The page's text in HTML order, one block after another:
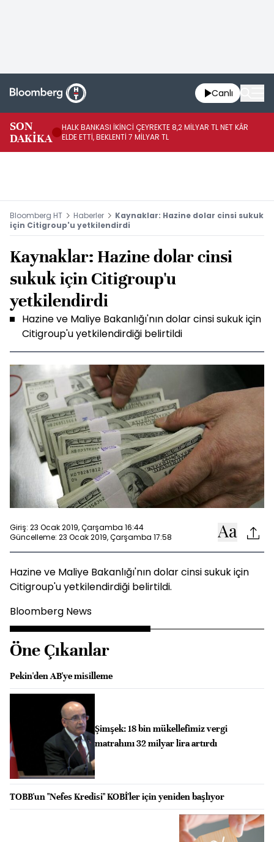
Canlı
SON
DAKİKA
HALK BANKASI İKİNCİ ÇEYREKTE 8,2 MİLYAR TL NET KÂR
ELDE ETTİ, BEKLENTİ 7 MİLYAR TL
Bloomberg HT Haberler
Kaynaklar: Hazine dolar cinsi sukuk
için Citigroup'u yetkilendirdi
Kaynaklar: Hazine dolar cinsi
sukuk için Citigroup'u
yetkilendirdi
Hazine ve Maliye Bakanlığı'nın dolar cinsi sukuk için
Citigroup'u yetkilendirdiği belirtildi
Giriş: 23 Ocak 2019, Çarşamba 16:44
Güncelleme: 23 Ocak 2019, Çarşamba 17:58
Hazine ve Maliye Bakanlığı'nın dolar cinsi sukuk için
Citigroup'u yetkilendirdiği belirtildi.
Bloomberg News
Öne Çıkanlar
Pekin'den AB'ye misilleme
Şimşek: 18 bin mükellefimiz vergi
matrahını 32 milyar lira artırdı
TOBB'un "Nefes Kredisi" KOBİ'ler için yeniden başlıyor